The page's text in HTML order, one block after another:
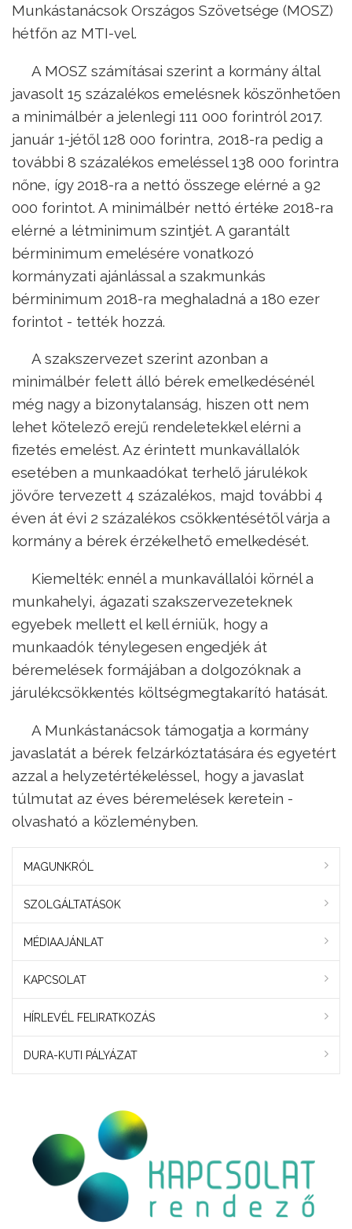
Munkástanácsok Országos Szövetsége (MOSZ)
hétfőn az MTI-vel.
A MOSZ számításai szerint a kormány által
javasolt 15 százalékos emelésnek köszönhetően
a minimálbér a jelenlegi 111 000 forintról 2017.
január 1-jétől 128 000 forintra, 2018-ra pedig a
további 8 százalékos emeléssel 138 000 forintra
nőne, így 2018-ra a nettó összege elérné a 92
000 forintot. A minimálbér nettó értéke 2018-ra
elérné a létminimum szintjét. A garantált
bérminimum emelésére vonatkozó
kormányzati ajánlással a szakmunkás
bérminimum 2018-ra meghaladná a 180 ezer
forintot - tették hozzá.
A szakszervezet szerint azonban a
minimálbér felett álló bérek emelkedésénél
még nagy a bizonytalanság, hiszen ott nem
lehet kötelező erejű rendeletekkel elérni a
fizetés emelést. Az érintett munkavállalók
esetében a munkaadókat terhelő járulékok
jövőre tervezett 4 százalékos, majd további 4
éven át évi 2 százalékos csökkentésétől várja a
kormány a bérek érzékelhető emelkedését.
Kiemelték: ennél a munkavállalói körnél a
munkahelyi, ágazati szakszervezeteknek
egyebek mellett el kell érniük, hogy a
munkaadók ténylegesen engedjék át
béremelések formájában a dolgozóknak a
járulékcsökkentés költségmegtakarító hatását.
A Munkástanácsok támogatja a kormány
javaslatát a bérek felzárkóztatására és egyetért
azzal a helyzetértékeléssel, hogy a javaslat
túlmutat az éves béremelések keretein -
olvasható a közleményben.
MAGUNKRÓL
SZOLGÁLTATÁSOK
MÉDIAAJÁNLAT
KAPCSOLAT
HÍRLEVÉL FELIRATKOZÁS
DURA-KUTI PÁLYÁZAT